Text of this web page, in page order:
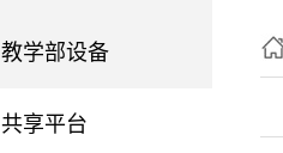
教学部设备
共享平台